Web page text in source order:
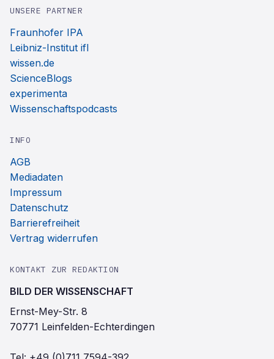
UNSERE PARTNER
Fraunhofer IPA
Leibniz-Institut ifl
wissen.de
ScienceBlogs
experimenta
Wissenschaftspodcasts
INFO
AGB
Mediadaten
Impressum
Datenschutz
Barrierefreiheit
Vertrag widerrufen
KONTAKT ZUR REDAKTION
BILD DER WISSENSCHAFT
Ernst-Mey-Str. 8
70771 Leinfelden-Echterdingen